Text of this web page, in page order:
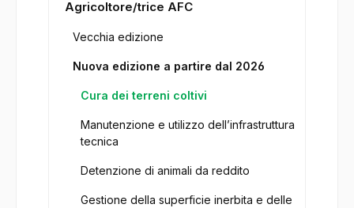
Agricoltore/trice AFC
Vecchia edizione
Nuova edizione a partire dal 2026
Cura dei terreni coltivi
Manutenzione e utilizzo dell’infrastruttura
tecnica
Detenzione di animali da reddito
Gestione della superficie inerbita e delle